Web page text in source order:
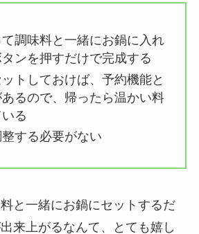
調味料と一緒にお鍋に入れ
ンを押すだけで完成する
トしておけば、予約機能と
るので、帰ったら温かい料
る
する必要がない
と一緒にお鍋にセットするだ
来上がるなんて、とても嬉し